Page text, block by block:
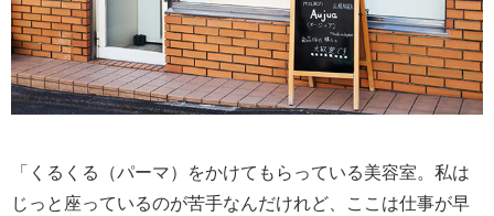
「くるくる（パーマ）をかけてもらっている美容室。私は
じっと座っているのが苦手なんだけれど、ここは仕事が早